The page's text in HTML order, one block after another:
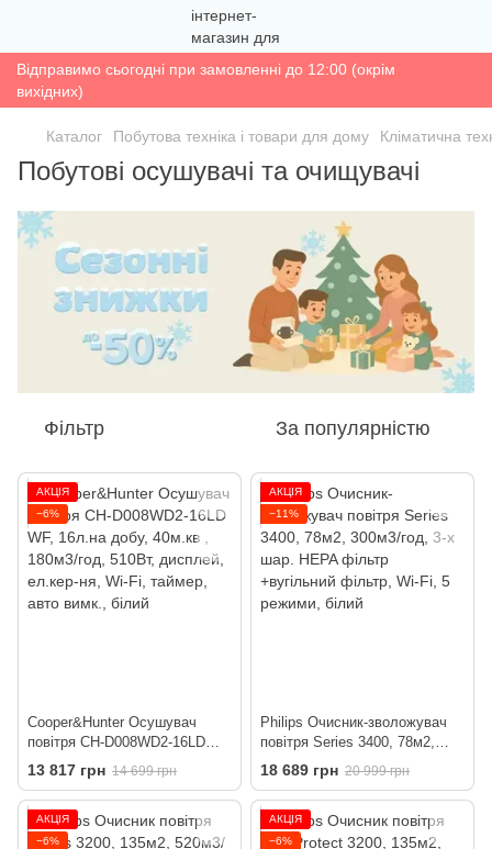
Відправимо сьогодні при замовленні до 12:00 (окрім
вихідних)
Каталог Побутова техніка і товари для дому Кліматична
Побутові осушувачі та очищувачі
Фільтр За популярністю
АКЦІЯ
−6%
Cooper&Hunter Осушувач
повітря CH-D008WD2-16LD
WF, 16л.на добу, 40м.кв ,
180м3/год, 510Вт, дисплей,
ел.кер-ня, Wi-Fi, таймер, авто
вимк., білий
13 817 грн 14 699 грн
АКЦІЯ
−11%
Philips Очисник-зволожувач
повітря Series 3400, 78м2,
300м3/год, 3-х шар. HEPA
фільтр +вугільний фільтр, Wi-
Fi, 5 режими, білий
18 689 грн 20 999 грн
АКЦІЯ
−6%
АКЦІЯ
−6%